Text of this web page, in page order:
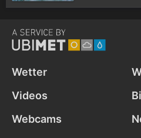
Wetter
Videos
Webcams